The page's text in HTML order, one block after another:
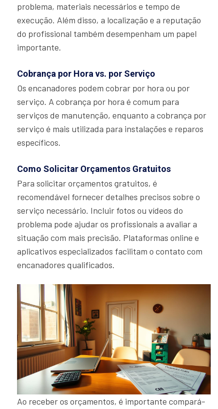
problema, materiais necessários e tempo de
execução. Além disso, a localização e a reputação
do profissional também desempenham um papel
importante.
Cobrança por Hora vs. por Serviço
Os encanadores podem cobrar por hora ou por
serviço. A cobrança por hora é comum para
serviços de manutenção, enquanto a cobrança por
serviço é mais utilizada para instalações e reparos
específicos.
Como Solicitar Orçamentos Gratuitos
Para solicitar orçamentos gratuitos, é
recomendável fornecer detalhes precisos sobre o
serviço necessário. Incluir fotos ou vídeos do
problema pode ajudar os profissionais a avaliar a
situação com mais precisão. Plataformas online e
aplicativos especializados facilitam o contato com
encanadores qualificados.
Ao receber os orçamentos, é importante compará-